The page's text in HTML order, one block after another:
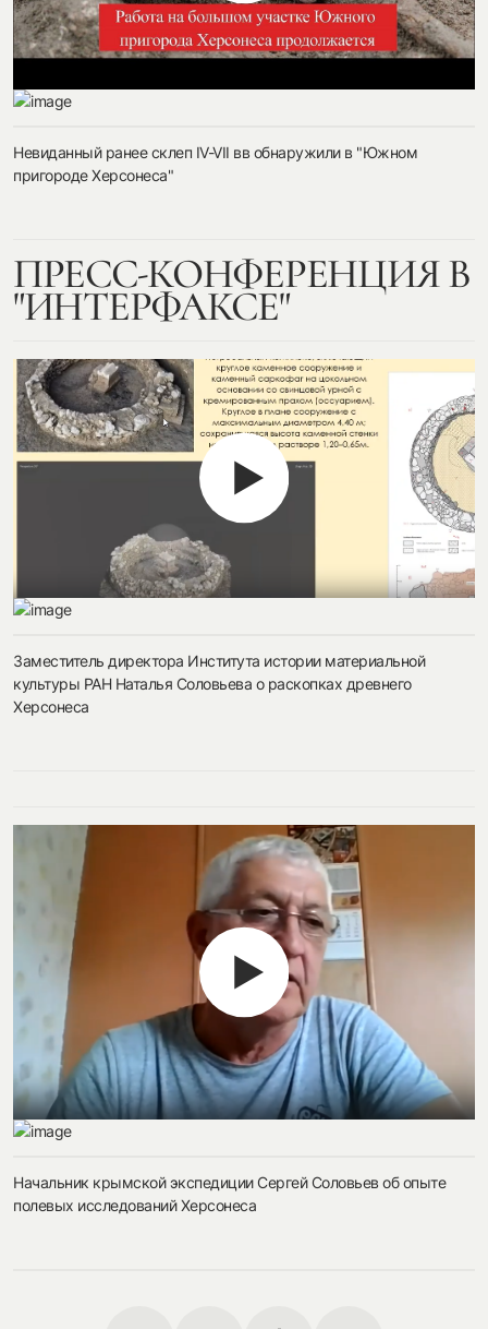
Невиданный ранее склеп IV-VII вв обнаружили в "Южном
пригороде Херсонеса"
ПРЕСС-КОНФЕРЕНЦИЯ В
"ИНТЕРФАКСЕ"
Заместитель директора Института истории материальной
культуры РАН Наталья Соловьева о раскопках древнего
Херсонеса
Начальник крымской экспедиции Сергей Соловьев об опыте
полевых исследований Херсонеса